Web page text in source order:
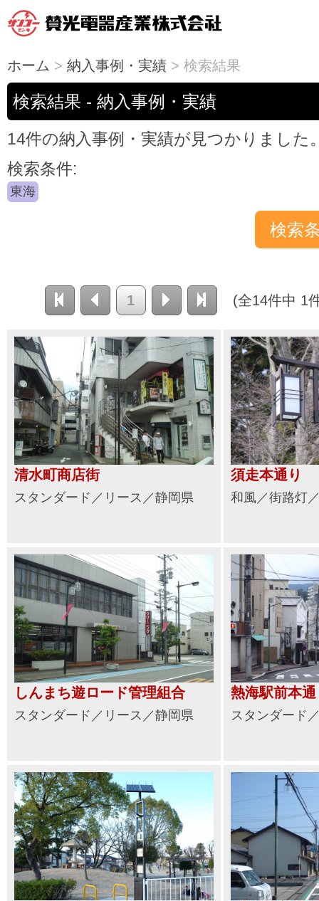
ホーム > 納入事例・実績 > 検索結果
検索結果 - 納入事例・実績
14件の納入事例・実績が見つかりました
検索条件:
東海
1 (全14件中 1
清水町商店街
スタンダード／リース／静岡県
須走本通り
和風／街路灯
しんまち遊ロード管理組合
スタンダード／リース／静岡県
熱海駅前本通
スタンダード